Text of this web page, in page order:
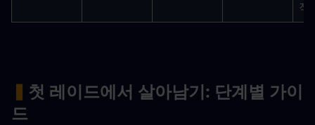
적
▍ 첫 레이드에서 살아남기: 단계별 가이
드